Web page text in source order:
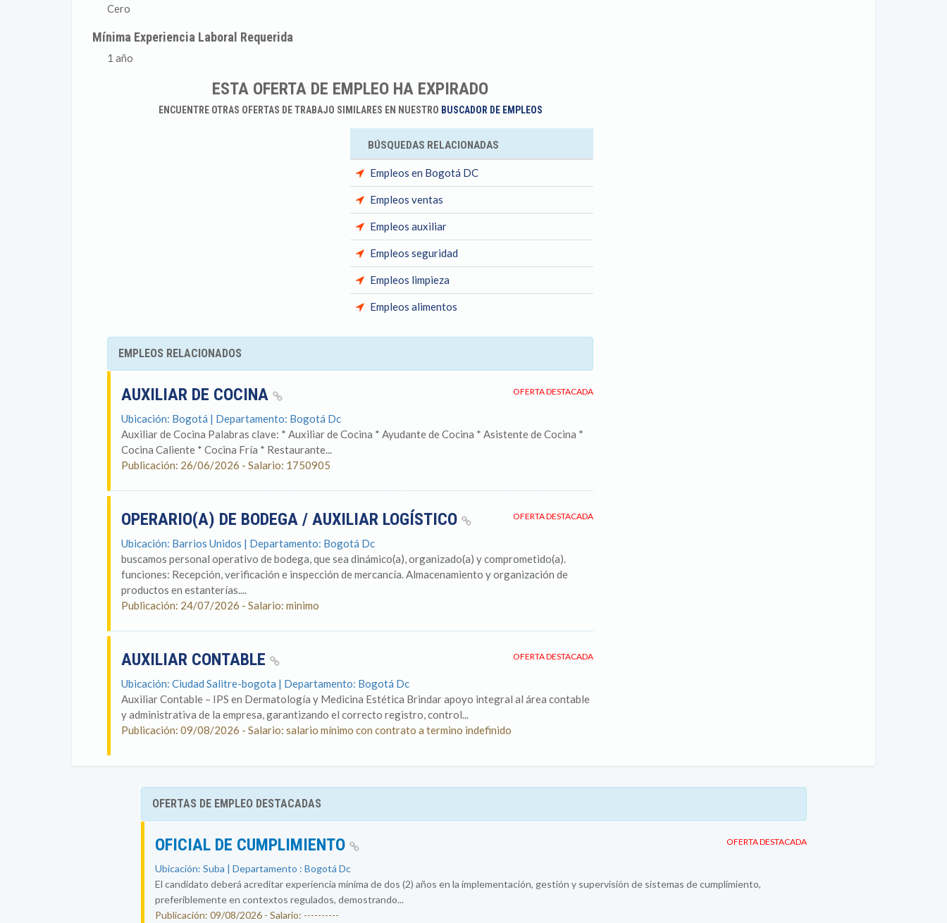
Cero
Mínima Experiencia Laboral Requerida
1 año
ESTA OFERTA DE EMPLEO HA EXPIRADO
ENCUENTRE OTRAS OFERTAS DE TRABAJO SIMILARES EN NUESTRO BUSCADOR DE EMPLEOS
BÚSQUEDAS RELACIONADAS
Empleos en Bogotá DC
Empleos ventas
Empleos auxiliar
Empleos seguridad
Empleos limpieza
Empleos alimentos
EMPLEOS RELACIONADOS
OFERTA DESTACADA
AUXILIAR DE COCINA
Ubicación: Bogotá | Departamento: Bogotá Dc
Auxiliar de Cocina Palabras clave: * Auxiliar de Cocina * Ayudante de Cocina * Asistente de Cocina *
Cocina Caliente * Cocina Fría * Restaurante...
Publicación: 26/06/2026 - Salario: 1750905
OFERTA DESTACADA
OPERARIO(A) DE BODEGA / AUXILIAR LOGÍSTICO
Ubicación: Barrios Unidos | Departamento: Bogotá Dc
buscamos personal operativo de bodega, que sea dinámico(a), organizado(a) y comprometido(a).
funciones: Recepción, verificación e inspección de mercancía. Almacenamiento y organización de
productos en estanterías....
Publicación: 24/07/2026 - Salario: minimo
OFERTA DESTACADA
AUXILIAR CONTABLE
Ubicación: Ciudad Salitre-bogota | Departamento: Bogotá Dc
Auxiliar Contable – IPS en Dermatología y Medicina Estética Brindar apoyo integral al área contable
y administrativa de la empresa, garantizando el correcto registro, control...
Publicación: 09/08/2026 - Salario: salario mínimo con contrato a termino indefinido
OFERTAS DE EMPLEO DESTACADAS
OFERTA DESTACADA
OFICIAL DE CUMPLIMIENTO
Ubicación: Suba | Departamento : Bogotá Dc
El candidato deberá acreditar experiencia mínima de dos (2) años en la implementación, gestión y supervisión de sistemas de cumplimiento,
preferiblemente en contextos regulados, demostrando...
Publicación: 09/08/2026 - Salario: ----------